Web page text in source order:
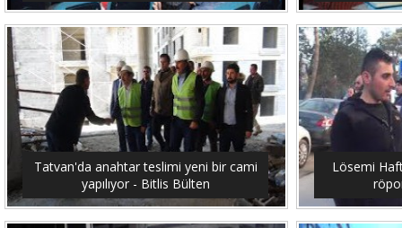
Tatvan'da anahtar teslimi yeni bir cami
yapılıyor - Bitlis Bülten
Lösemi